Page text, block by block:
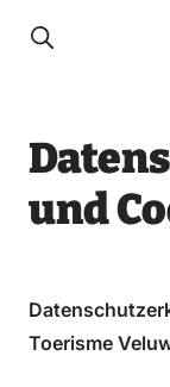
und
Toerisme